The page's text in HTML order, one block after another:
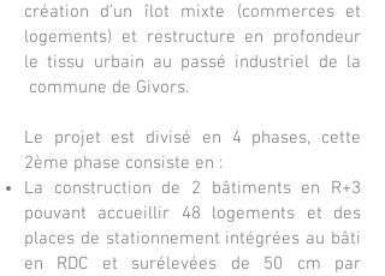
création d’un îlot mixte (commerces et
logements) et restructure en profondeur
le tissu urbain au passé industriel de la
commune de Givors.
Le projet est divisé en 4 phases, cette
2ème phase consiste en :
La construction de 2 bâtiments en R+3
pouvant accueillir 48 logements et des
places de stationnement intégrées au bâti
en RDC et surélevées de 50 cm par